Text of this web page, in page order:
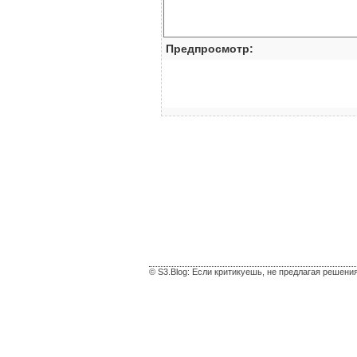
Предпросмотр:
© S3.Blog: Если критикуешь, не предлагая